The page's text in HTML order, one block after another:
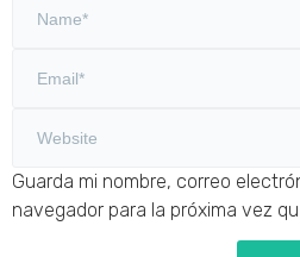
Guarda mi nombre, correo
navegador para la próxima vez